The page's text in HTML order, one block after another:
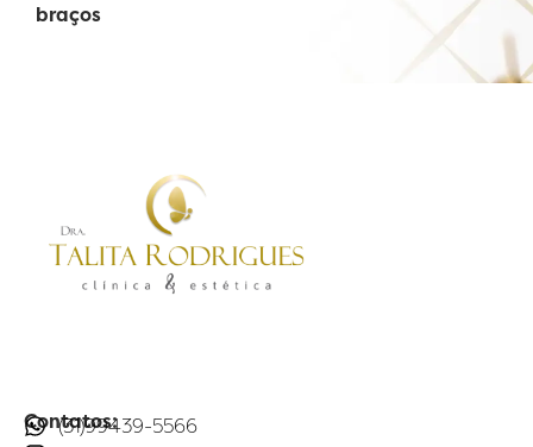
braços
Contatos:
(31)99439-5566